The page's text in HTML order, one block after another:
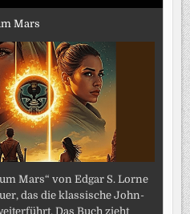
Mars
Mars“ von Edgar S. Lorne
das die klassische John-
Das Buch zieht